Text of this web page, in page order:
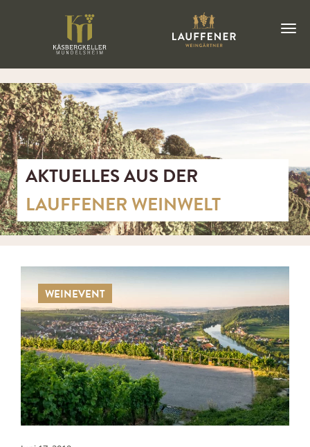
AKTUELLES AUS DER
LAUFFENER WEINWELT
WEINEVENT